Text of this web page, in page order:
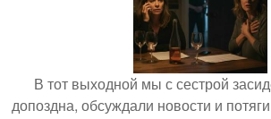
В тот выходной мы с сестрой
допоздна, обсуждали новости и